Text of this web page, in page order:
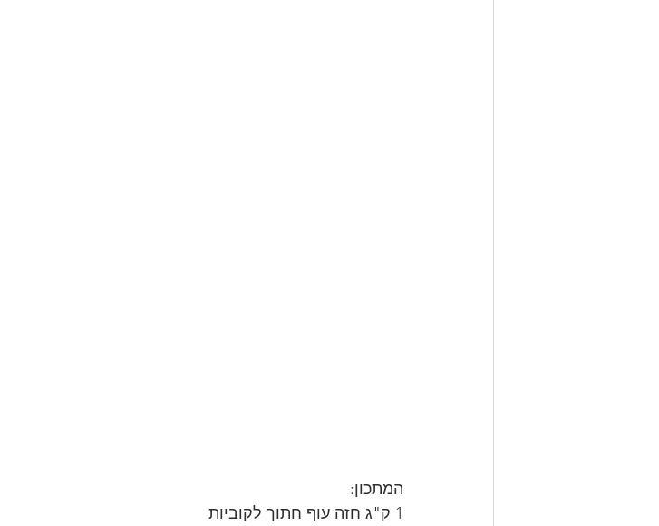
המתכון:
1 ק"ג חזה עוף חתוך לקוביות